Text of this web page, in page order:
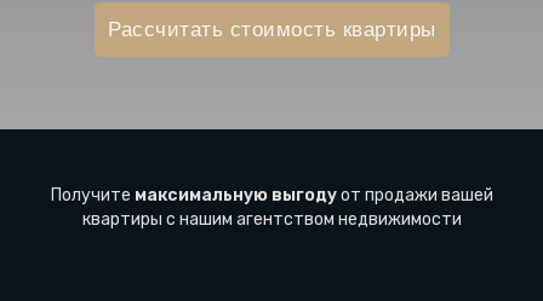
Рассчитать стоимость квартиры
Получите максимальную выгодуот продажи вашей
квартиры с нашим агентством недвижимости